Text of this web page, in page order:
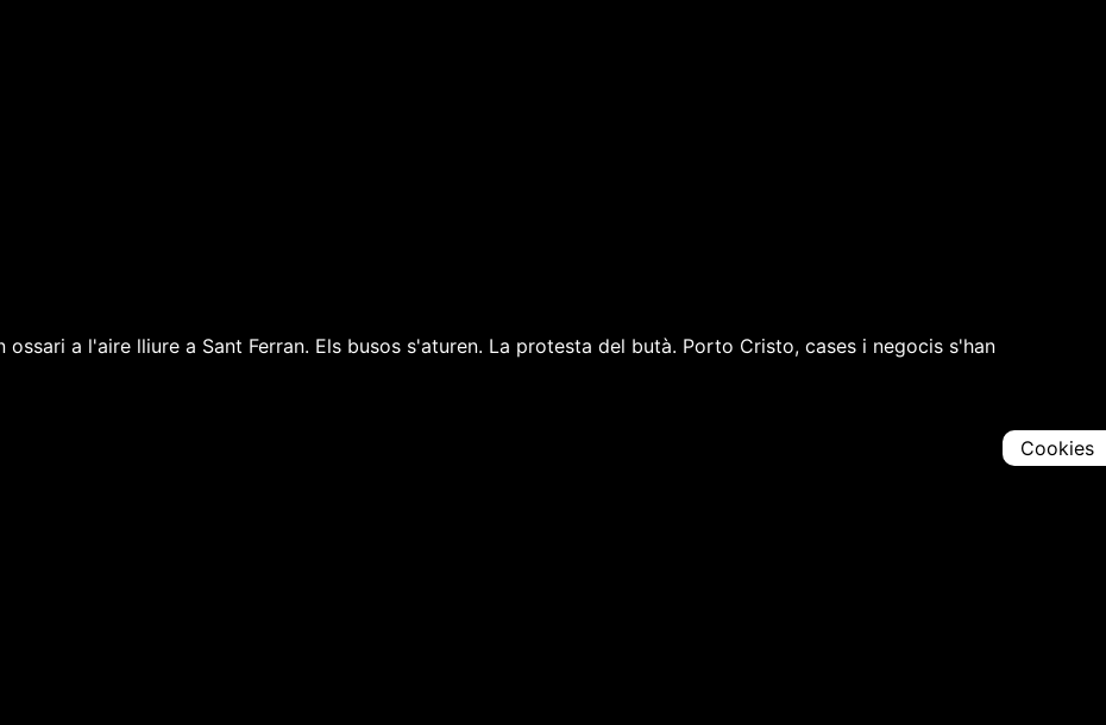
a l'aire lliure a Sant Ferran. Els busos s'aturen. La protesta del butà. Porto Cristo, cases i negocis s'han
Cookies